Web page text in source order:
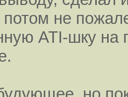
потом не
ATI-шку на